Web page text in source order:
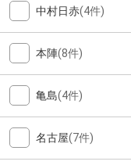
中村日赤(4件)
本陣(8件)
亀島(4件)
名古屋(7件)